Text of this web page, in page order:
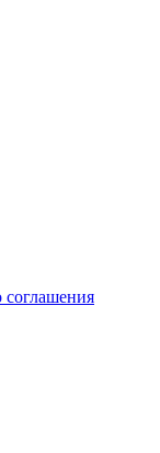
соглашения